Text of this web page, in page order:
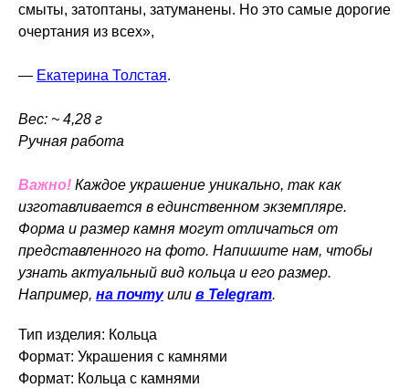
смыты, затоптаны, затуманены. Но это самые дорогие
очертания из всех»,
— Екатерина Толстая.
Вес: ~ 4,28 г
Ручная работа
Важно! Каждое украшение уникально, так как
изготавливается в единственном экземпляре.
Форма и размер камня могут отличаться от
представленного на фото. Напишите нам, чтобы
узнать актуальный вид кольца и его размер.
Например, на почтуили в Telegram.
Тип изделия: Кольца
Формат: Украшения с камнями
Формат: Кольца с камнями